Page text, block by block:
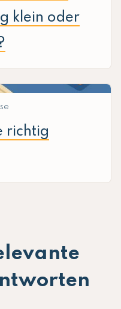
klein oder
richtig